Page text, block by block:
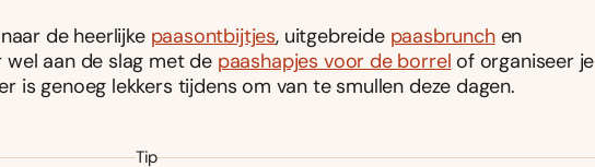
de heerlijke paasontbijtjes, uitgebreide paasbrunchen
aan de slag met de paashapjes voor de borrel of organiseer je
is genoeg lekkers tijdens om van te smullen deze dagen.
Tip